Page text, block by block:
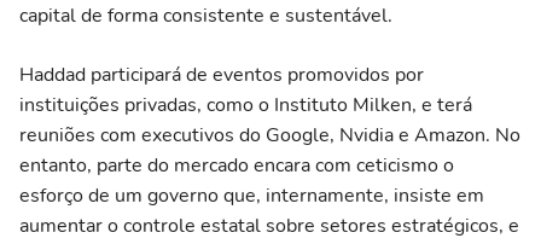
capital de forma consistente e sustentável.
Haddad participará de eventos promovidos por
instituições privadas, como o Instituto Milken, e terá
reuniões com executivos do Google, Nvidia e Amazon. No
entanto, parte do mercado encara com ceticismo o
esforço de um governo que, internamente, insiste em
aumentar o controle estatal sobre setores estratégicos, e